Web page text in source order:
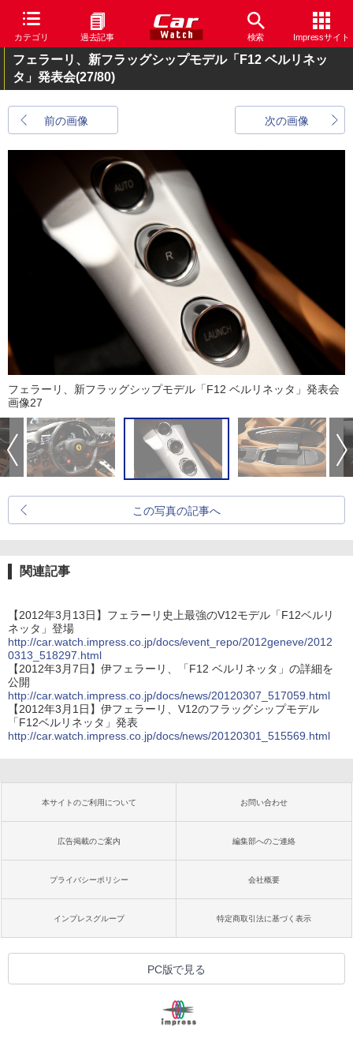
カテゴリ 過去記事 検索 Impressサイト
フェラーリ、新フラッグシップモデル「F12 ベルリネッ
タ」発表会(27/80)
前の画像 次の画像
フェラーリ、新フラッグシップモデル「F12 ベルリネッタ」発表会
画像27
この写真の記事へ
関連記事
【2012年3月13日】フェラーリ史上最強のV12モデル「F12ベルリ
ネッタ」登場
http://car.watch.impress.co.jp/docs/event_repo/2012geneve/2012
0313_518297.html
【2012年3月7日】伊フェラーリ、「F12 ベルリネッタ」の詳細を
公開
http://car.watch.impress.co.jp/docs/news/20120307_517059.html
【2012年3月1日】伊フェラーリ、V12のフラッグシップモデル
「F12ベルリネッタ」発表
http://car.watch.impress.co.jp/docs/news/20120301_515569.html
本サイトのご利用について お問い合わせ
広告掲載のご案内 編集部へのご連絡
プライバシーポリシー 会社概要
インプレスグループ 特定商取引法に基づく表示
PC版で見る